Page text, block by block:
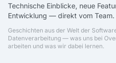
Technische Einblicke, neue
Entwicklung — direkt vom Team.
Geschichten aus der Welt der
Datenverarbeitung — was uns bei
arbeiten und was wir dabei lernen.